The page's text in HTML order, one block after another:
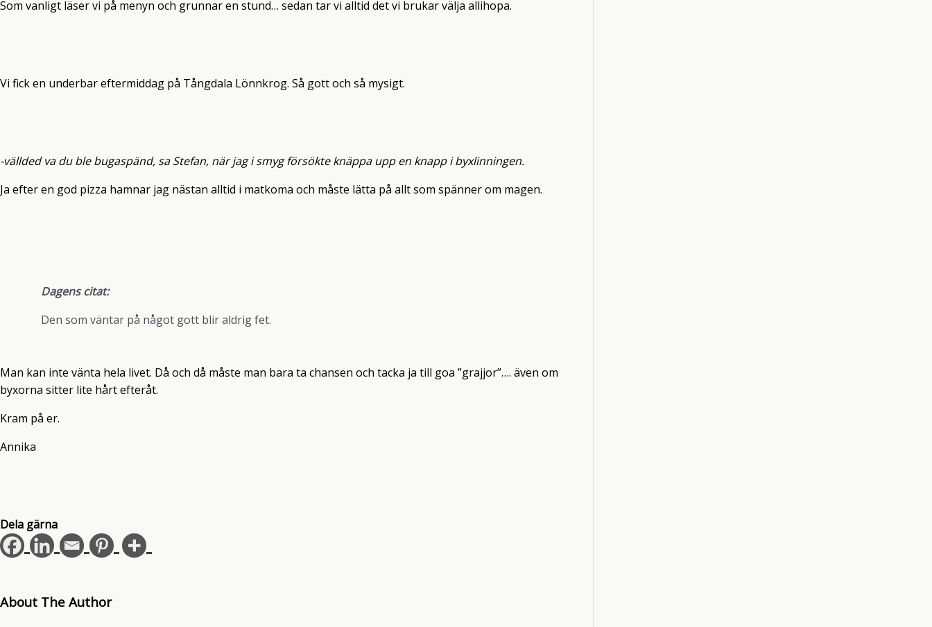
Som vanligt läser vi på menyn och grunnar en stund… sedan tar vi alltid det vi brukar välja allihopa.
Vi fick en underbar eftermiddag på Tångdala Lönnkrog. Så gott och så mysigt.
-vällded va du ble bugaspänd, sa Stefan, när jag i smyg försökte knäppa upp en knapp i byxlinningen.
Ja efter en god pizza hamnar jag nästan alltid i matkoma och måste lätta på allt som spänner om magen.
Dagens citat:
Den som väntar på något gott blir aldrig fet.
Man kan inte vänta hela livet. Då och då måste man bara ta chansen och tacka ja till goa ”grajjor”…. även om
byxorna sitter lite hårt efteråt.
Kram på er.
Annika
Dela gärna
About The Author